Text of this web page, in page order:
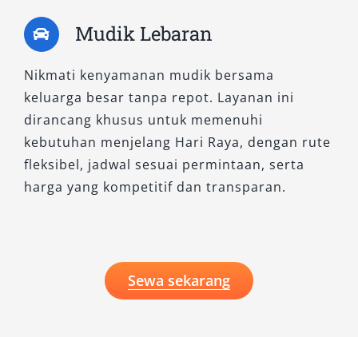
Mudik Lebaran
Nikmati kenyamanan mudik bersama
keluarga besar tanpa repot. Layanan ini
dirancang khusus untuk memenuhi
kebutuhan menjelang Hari Raya, dengan rute
fleksibel, jadwal sesuai permintaan, serta
harga yang kompetitif dan transparan.
Sewa sekarang